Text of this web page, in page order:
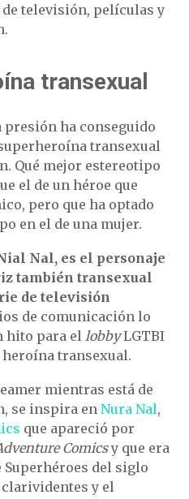
televisión, películas y
transexual
presión ha conseguido
transexual
Qué mejor estereotipo
el de un héroe que
pero que ha optado
en el de una mujer.
Nal, es el personaje
también transexual
de televisión
de comunicación lo
hito para el lobbyLGTBI
transexual.
mientras está de
se inspira en Nura Nal,
que apareció por
Comicsy que era
Superhéroes del siglo
clarividentes y el